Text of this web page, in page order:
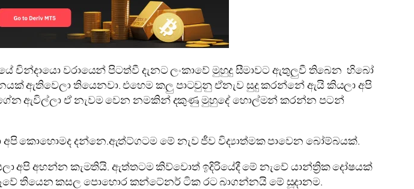
චින්දායො වරායෙන් පිටත්වී දැනට ලංකාවේ මුහුදු සීමාවට ඇතුලුවී තිබෙන හිබෝ
ඇතිවෙලා තියෙනවා. එහෙම කලු පාටවුනු ඒනැව සුදු කරන්නේ ඇයි කියලා අපි
ඇවිල්ලා ඒ නැවම වෙන නමකින් දකුණු මුහුදේ හොල්මන් කරන්න පටන්
කොහොමද දන්නෙ.ඇත්ට්ගටම මේ නැව ජීව විද්‍යාත්මක පාවෙන බෝම්බයක්.
අහන්න කැමතියි. ඇත්තටම කිව්වොත් ඉදිරියේදී මේ නැවේ යාන්ත්‍රික දෝෂයක්
තියෙන කසල පොහොර කන්ටේනර් ටික රට බාගන්නයි මේ සූදානම.